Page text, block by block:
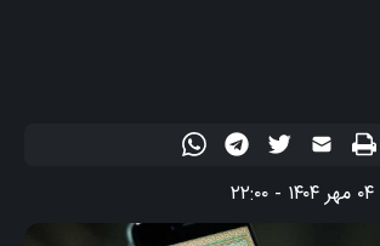
۰۴ مهر ۱۴۰۴ - ۲۲:۰۰